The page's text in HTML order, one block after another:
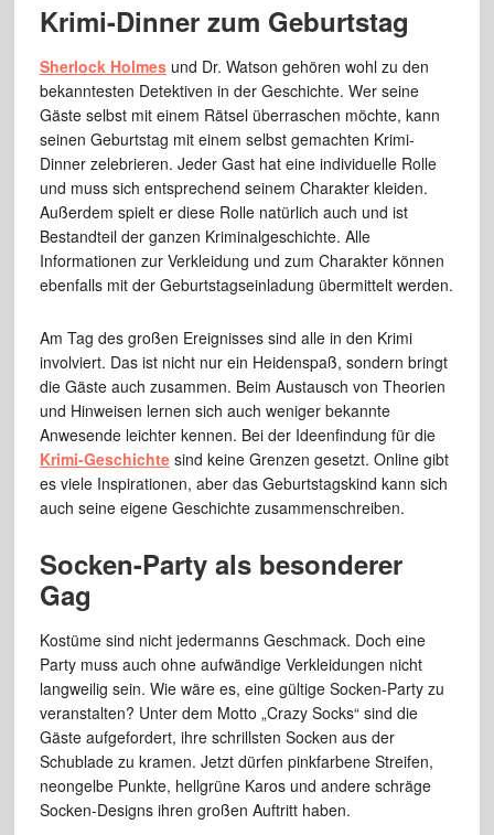
Krimi-Dinner zum Geburtstag
Sherlock Holmesund Dr. Watson gehören wohl zu den
bekanntesten Detektiven in der Geschichte. Wer seine
Gäste selbst mit einem Rätsel überraschen möchte, kann
seinen Geburtstag mit einem selbst gemachten Krimi-
Dinner zelebrieren. Jeder Gast hat eine individuelle Rolle
und muss sich entsprechend seinem Charakter kleiden.
Außerdem spielt er diese Rolle natürlich auch und ist
Bestandteil der ganzen Kriminalgeschichte. Alle
Informationen zur Verkleidung und zum Charakter können
ebenfalls mit der Geburtstagseinladung übermittelt werden.
Am Tag des großen Ereignisses sind alle in den Krimi
involviert. Das ist nicht nur ein Heidenspaß, sondern bringt
die Gäste auch zusammen. Beim Austausch von Theorien
und Hinweisen lernen sich auch weniger bekannte
Anwesende leichter kennen. Bei der Ideenfindung für die
Krimi-Geschichtesind keine Grenzen gesetzt. Online gibt
es viele Inspirationen, aber das Geburtstagskind kann sich
auch seine eigene Geschichte zusammenschreiben.
Socken-Party als besonderer
Gag
Kostüme sind nicht jedermanns Geschmack. Doch eine
Party muss auch ohne aufwändige Verkleidungen nicht
langweilig sein. Wie wäre es, eine gültige Socken-Party zu
veranstalten? Unter dem Motto „Crazy Socks“ sind die
Gäste aufgefordert, ihre schrillsten Socken aus der
Schublade zu kramen. Jetzt dürfen pinkfarbene Streifen,
neongelbe Punkte, hellgrüne Karos und andere schräge
Socken-Designs ihren großen Auftritt haben.